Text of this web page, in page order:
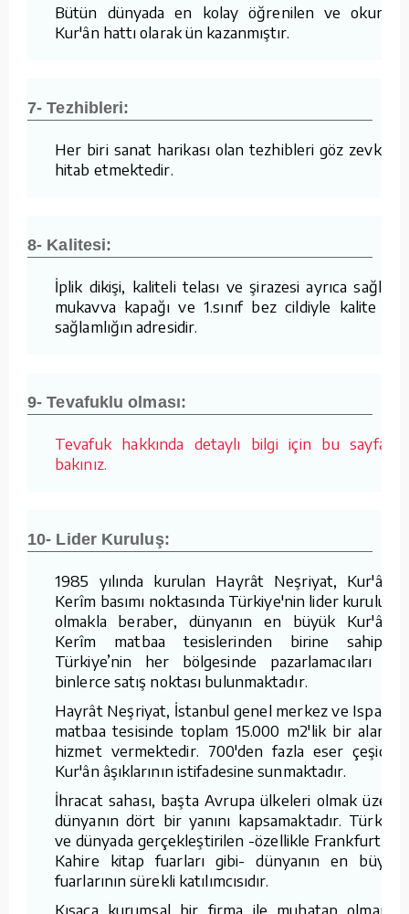
Bütün dünyada en kolay öğrenilen ve okunan
Kur'ân hattı olarak ün kazanmıştır.
7- Tezhibleri:
Her biri sanat harikası olan tezhibleri göz zevkine
hitab etmektedir.
8- Kalitesi:
İplik dikişi, kaliteli telası ve şirazesi ayrıca sağlam
mukavva kapağı ve 1.sınıf bez cildiyle kalite ve
sağlamlığın adresidir.
9- Tevafuklu olması:
Tevafuk hakkında detaylı bilgi için bu sayfaya
bakınız.
10- Lider Kuruluş:
1985 yılında kurulan Hayrât Neşriyat, Kur'ân-ı
Kerîm basımı noktasında Türkiye'nin lider kuruluşu
olmakla beraber, dünyanın en büyük Kur'ân-ı
Kerîm matbaa tesislerinden birine sahiptir.
Türkiye’nin her bölgesinde pazarlamacıları ve
binlerce satış noktası bulunmaktadır.
Hayrât Neşriyat, İstanbul genel merkez ve Isparta
matbaa tesisinde toplam 15.000 m2'lik bir alanda
hizmet vermektedir. 700'den fazla eser çeşidini
Kur'ân âşıklarının istifadesine sunmaktadır.
İhracat sahası, başta Avrupa ülkeleri olmak üzere
dünyanın dört bir yanını kapsamaktadır. Türkiye
ve dünyada gerçekleştirilen -özellikle Frankfurt ve
Kahire kitap fuarları gibi- dünyanın en büyük
fuarlarının sürekli katılımcısıdır.
Kısaca kurumsal bir firma ile muhatap olmanın